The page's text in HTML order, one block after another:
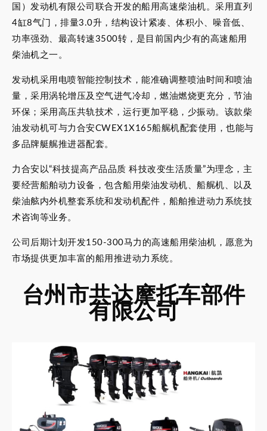
国）发动机有限公司联合开发的船用高速柴油机。采用直列
4缸8气门，排量3.0升，结构设计紧凑、体积小、噪音低、
功率强劲、最高转速3500转，是目前国内少有的高速船用
柴油机之一。
发动机采用电喷智能控制技术，能准确调整喷油时间和喷油
量，采用涡轮增压及空气进气冷却，燃油燃烧更充分，节油
环保；采用高压共轨技术，运行更加平稳，少振动。该款柴
油发动机可与力合安CWEX1X165船艉机配套使用，也能与
多品牌艇艉推进器配套。
力合安以“科技提高产品品质 科技改变生活质量”为理念，主
要经营船舶动力设备，包含船用柴油发动机、船艉机、以及
柴油舷内外机整套系统和发动机配件，船舶推进动力系统技
术咨询等业务。
公司后期计划开发150-300马力的高速船用柴油机，愿意为
市场提供更加丰富的船用推进动力系统。
台州市共达摩托车部件
有限公司